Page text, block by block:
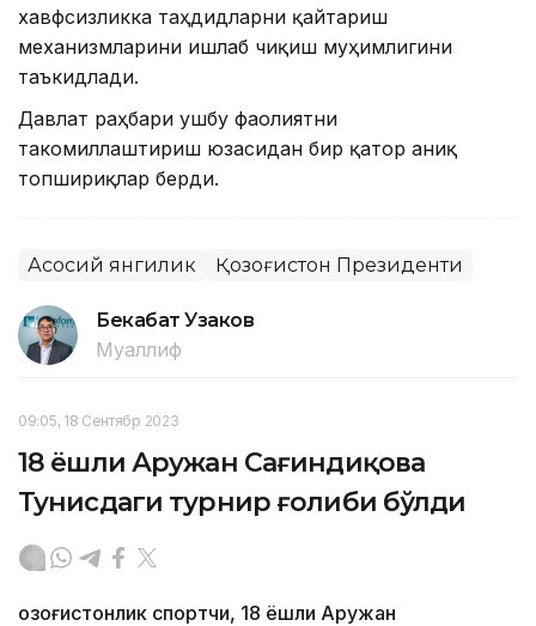
хавфсизликка таҳдидларни қайтариш
механизмларини ишлаб чиқиш муҳимлигини
таъкидлади.
Давлат раҳбари ушбу фаолиятни
такомиллаштириш юзасидан бир қатор аниқ
топшириқлар берди.
Асосий янгилик Қозоғистон Президенти
Бекабат Узаков
Муаллиф
09:05, 18 Сентябр 2023
18 ёшли Аружан Сағиндиқова
Тунисдаги турнир ғолиби бўлди
Қозоғистонлик спортчи, 18 ёшли Аружан